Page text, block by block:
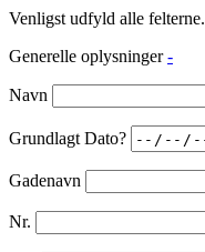
Venligst udfyld alle felterne.
Generelle oplysninger -
Navn
Grundlagt Dato?
Gadenavn
Nr.